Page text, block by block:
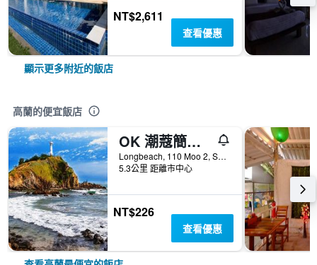
NT$2,611
查看優惠
顯示更多附近的飯店
高蘭的便宜飯店
OK 潮蔻簡易別墅旅館 - 閣蘭大
Longbeach, 110 Moo 2, Saladan, 高蘭, 泰國
5.3公里 距離市中心
NT$226
查看優惠